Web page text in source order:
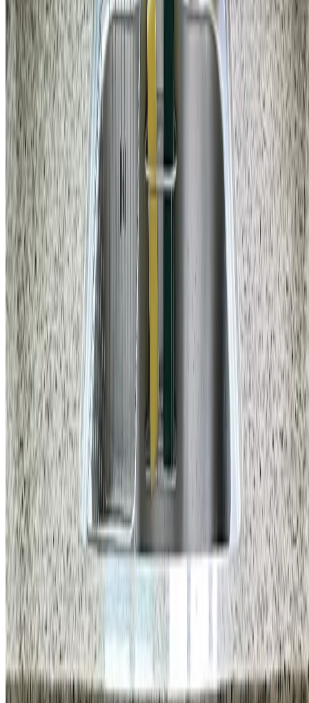
주방
강남구 삼성동 삼성동힐스테이트 주방 싱크대 물 튀김 수전 교
체 비용
167,200 원
자세히 보기
홈앤코 주식회사
대표
국형주 & 류지호
주소
강남구 학동로 34길 16 4층
사업자등록번호
470-88-03000
통신판매업 신고번호
제2025-서울강남-01231호
이메일
info@homeco.kr